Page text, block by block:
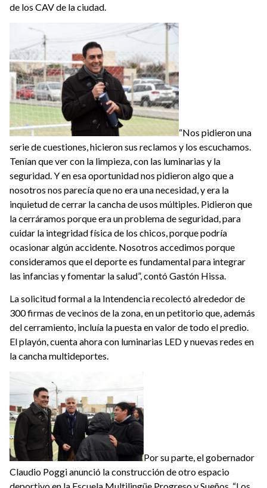
de los CAV de la ciudad.
“Nos pidieron una
serie de cuestiones, hicieron sus reclamos y los escuchamos.
Tenían que ver con la limpieza, con las luminarias y la
seguridad. Y en esa oportunidad nos pidieron algo que a
nosotros nos parecía que no era una necesidad, y era la
inquietud de cerrar la cancha de usos múltiples. Pidieron que
la cerráramos porque era un problema de seguridad, para
cuidar la integridad física de los chicos, porque podría
ocasionar algún accidente. Nosotros accedimos porque
consideramos que el deporte es fundamental para integrar
las infancias y fomentar la salud”, contó Gastón Hissa.
La solicitud formal a la Intendencia recolectó alrededor de
300 firmas de vecinos de la zona, en un petitorio que, además
del cerramiento, incluía la puesta en valor de todo el predio.
El playón, cuenta ahora con luminarias LED y nuevas redes en
la cancha multideportes.
Por su parte, el gobernador
Claudio Poggi anunció la construcción de otro espacio